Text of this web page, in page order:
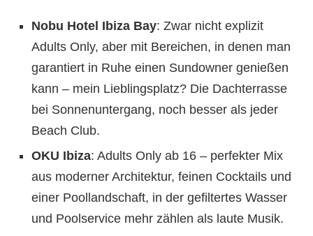
Nobu Hotel Ibiza Bay: Zwar nicht explizit
Adults Only, aber mit Bereichen, in denen man
garantiert in Ruhe einen Sundowner genießen
kann – mein Lieblingsplatz? Die Dachterrasse
bei Sonnenuntergang, noch besser als jeder
Beach Club.
OKU Ibiza: Adults Only ab 16 – perfekter Mix
aus moderner Architektur, feinen Cocktails und
einer Poollandschaft, in der gefiltertes Wasser
und Poolservice mehr zählen als laute Musik.